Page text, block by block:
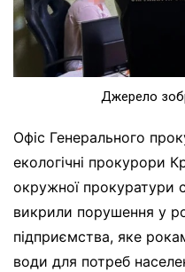
Джерело
Офіс Генерального
екологічні прокурори
окружної прокуратури
викрили порушення у
підприємства, яке
води для потреб